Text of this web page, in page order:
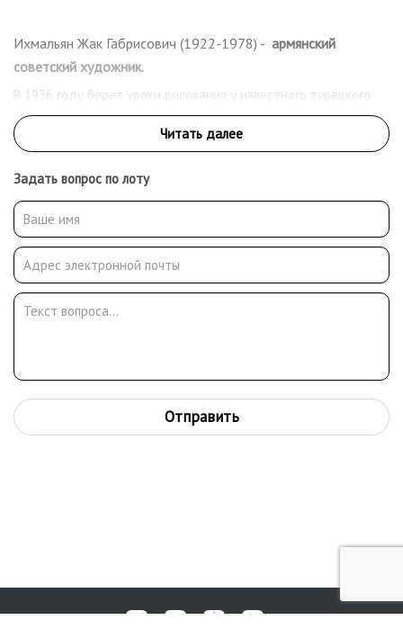
Ихмальян Жак Габрисович (1922-1978) - армянский
советский художник.
В 1936 году берет уроки рисования у известного турецкого
художника Абиддина Дино. В 1942 году поступил в
Стамбульскую Академию изящных искусств на живописный
факультет. В 1944 году арестован и посажен в тюрьму за
политическую деятельность. В 1949 году эмигрирует из
Турции в Сирию. В 1956 году переезжает в Польшу, работает
на студии мультфильмов. В 1959 году уезжает в Китай. Живет
и работает в Пекине. В 1961 году переезжает в Москву.
Работает на радио редактором – стилистом. В 1963 году
становится преподавателем турецкого языка Института
восточных языков. В 1968 году состоялась персональная
выставка в Центральном доме работников искусств в Москве.
В 1971 году выставка в Вильнюсе. В 1974 году становится
Задать вопрос по лоту
Отправить